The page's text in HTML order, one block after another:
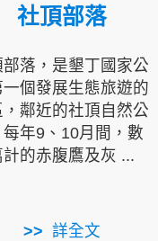
社頂部落
落，是墾丁國家公
一個發展生態旅遊的
鄰近的社頂自然公
每年9、10月間，數
的赤腹鷹及灰 ...
詳全文